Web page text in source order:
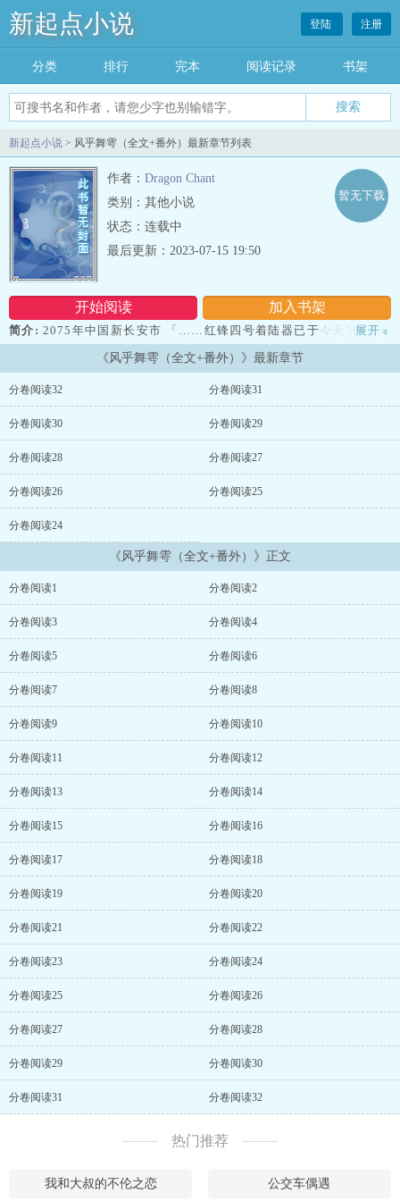
新起点小说 登陆 注册
分类 排行 完本 阅读记录 书架
新起点小说 > 风乎舞雩（全文+番外）最新章节列表
作者： Dragon Chant
类别：其他小说
状态：连载中
开始阅读 加入书架
暂无下载
最后更新：2023-07-15 19:50
简介: 2075年中国新长安市 「……红锋四号着陆器已于今天5时许成
功着陆于木卫二赤道登陆区，七名 宇航员体征正常。作为载人深空探
索计划的一部分，这标志着我国第三次载人登 陆木星卫星的任
务……」 明媚的晨光照进了这座高层的高档公寓。书房，王辰逸慵懒
息电视早就已经自动打开为他 播报新闻了。 这是一个25岁左右的年
轻人，戴着眼镜斯斯文文的样子，不能说美如冠玉， 但也算是个帅
哥。 睡眼惺忪中，他艰难地把自己撑起来，后背却倒向了老板椅宽阔
的后背。 过了一会，他睁开眼睛。「七点半了……」他嘟囔着，揉了
揉眼睛。 「亲——」他想呼唤某一个亲近的人，可下一秒仿佛想起了
什么，声音卡在 了喉咙里。 「靠。」他重重呼出一口气，下意识地看
向书桌上的一张照片。...
展开 »
《风乎舞雩（全文+番外）》最新章节
分卷阅读32 分卷阅读31
分卷阅读30 分卷阅读29
分卷阅读28 分卷阅读27
分卷阅读26 分卷阅读25
分卷阅读24
《风乎舞雩（全文+番外）》正文
分卷阅读1 分卷阅读2
分卷阅读3 分卷阅读4
分卷阅读5 分卷阅读6
分卷阅读7 分卷阅读8
分卷阅读9 分卷阅读10
分卷阅读11 分卷阅读12
分卷阅读13 分卷阅读14
分卷阅读15 分卷阅读16
分卷阅读17 分卷阅读18
分卷阅读19 分卷阅读20
分卷阅读21 分卷阅读22
分卷阅读23 分卷阅读24
分卷阅读25 分卷阅读26
分卷阅读27 分卷阅读28
分卷阅读29 分卷阅读30
分卷阅读31 分卷阅读32
热门推荐
我和大叔的不伦之恋 公交车偶遇